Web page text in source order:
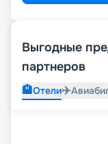
Выгодные
партнеров
🏨Отели✈️